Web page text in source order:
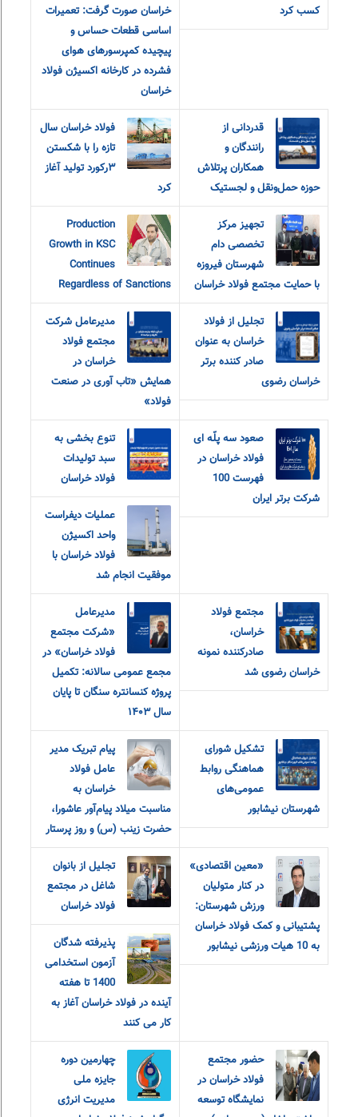
کسب کرد
خراسان صورت گرفت: تعمیرات
اساسی قطعات حساس و
پیچیده کمپرسورهای هوای
فشرده در کارخانه اکسیژن فولاد
خراسان
قدردانی از
رانندگان و
همکاران پرتلاش
حوزه حمل‌ونقل و لجستیک
فولاد خراسان سال
تازه را با شکستن
۳رکورد تولید آغاز
کرد
تجهیز مرکز
تخصصی دام
شهرستان فیروزه
با حمایت مجتمع فولاد خراسان
Production
Growth in KSC
Continues
Regardless of Sanctions
تجلیل از فولاد
خراسان به عنوان
صادر کننده برتر
خراسان رضوی
مدیرعامل شرکت
مجتمع فولاد
خراسان در
همایش «تاب آوری در صنعت
فولاد»
صعود سه پلّه ای
فولاد خراسان در
فهرست 100
شرکت برتر ایران
تنوع بخشی به
سبد تولیدات
فولاد خراسان
عملیات دیفراست
واحد اکسیژن
فولاد خراسان با
موفقیت انجام شد
مجتمع فولاد
خراسان،
صادرکننده نمونه
خراسان رضوی شد
مدیرعامل
«شرکت مجتمع
فولاد خراسان» در
مجمع عمومی سالانه: تکمیل
پروژه کنسانتره سنگان تا پایان
سال ۱۴۰۳
تشکیل شورای
هماهنگی روابط
عمومی‌های
شهرستان نیشابور
پیام تبریک مدیر
عامل فولاد
خراسان به
مناسبت میلاد پیام‌آور عاشورا،
حضرت زینب (س) و روز پرستار
«معین اقتصادی»
در کنار متولیان
ورزش شهرستان:
پشتیبانی و کمک فولاد خراسان
به 10 هیات ورزشی نیشابور
تجلیل از بانوان
شاغل در مجتمع
فولاد خراسان
پذیرفته شدگان
آزمون استخدامی
1400 تا هفته
آینده در فولاد خراسان آغاز به
کار می کنند
حضور مجتمع
فولاد خراسان در
نمایشگاه توسعه
چهارمین دوره
جایزه ملی
مدیریت انرژی